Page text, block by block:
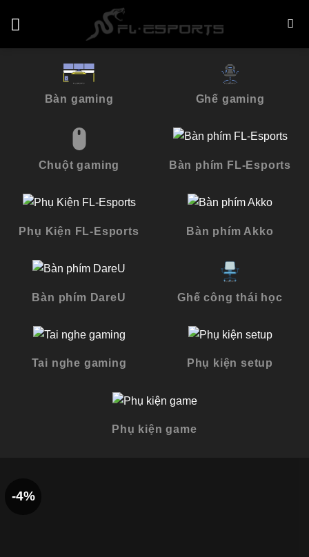
Bàn gaming Ghế gaming
Chuột gaming Bàn phím FL-Esports
Phụ Kiện FL-Esports Bàn phím Akko
Bàn phím DareU Ghế công thái học
Tai nghe gaming Phụ kiện setup
Phụ kiện game
-4%